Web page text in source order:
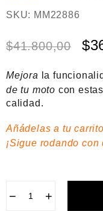
V
a
r
o
e
n
0
e
5
SKU: MM22886
$41.800,00 $
Mejora la
de tu moto con estas
calidad.
Añádelas a tu
¡Sigue rodando con
− +